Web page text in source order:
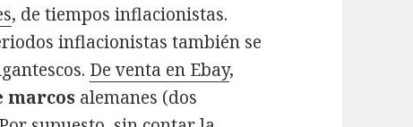
, de tiempos inflacionistas.
inflacionistas también se
De venta en Ebay,
marcos alemanes (dos